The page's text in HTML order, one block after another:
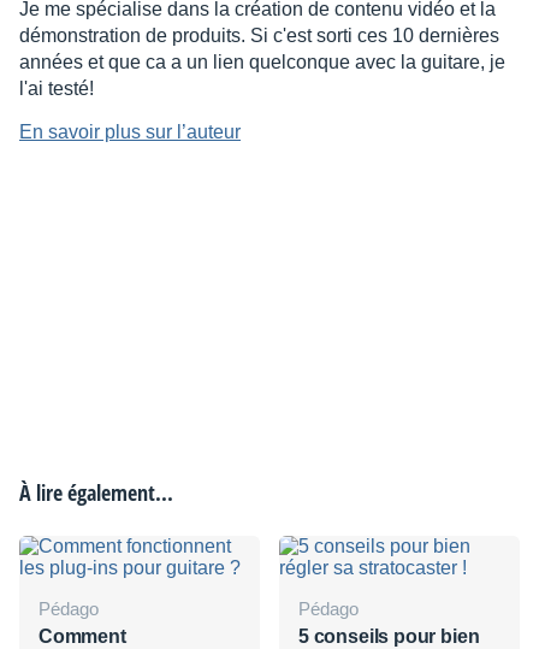
Je me spécialise dans la création de contenu vidéo et la
démonstration de produits. Si c'est sorti ces 10 dernières
années et que ca a un lien quelconque avec la guitare, je
l'ai testé!
En savoir plus sur l’auteur
À lire également...
Pédago
Comment
Pédago
5 conseils pour bien